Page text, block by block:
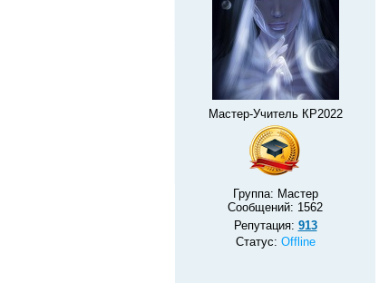
Мастер-Учитель КР2022
Группа: Мастер
Сообщений: 1562
Репутация: 913
Статус: Offline